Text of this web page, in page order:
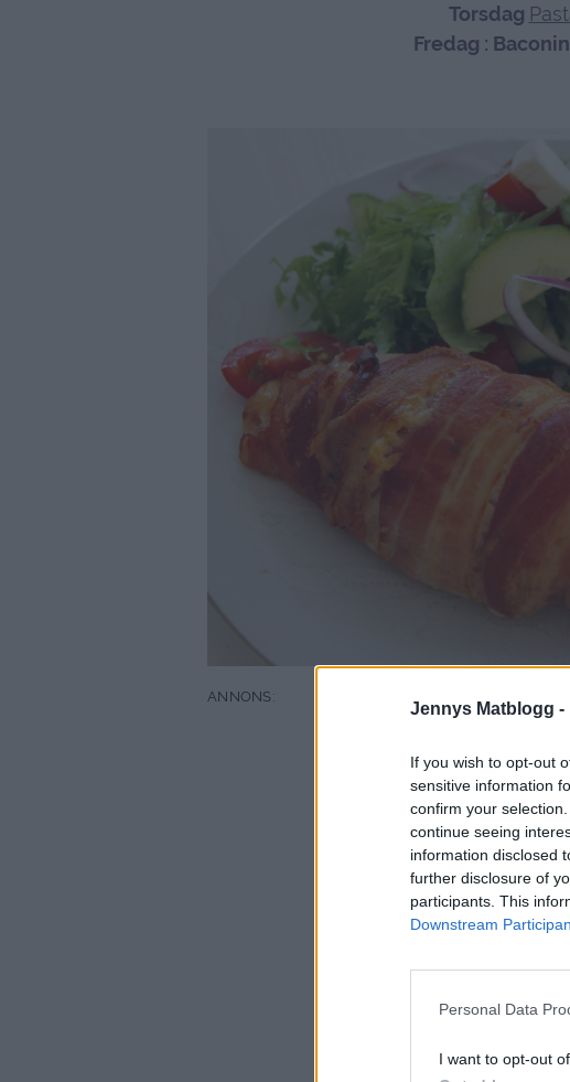
Jennys Matblogg -
If you wish to opt-out
sensitive information
confirm your
continue seeing
information disclosed
further disclosure of
participants. This
Downstream
Personal Data
I want to opt-out
Torsdag
Fredag :